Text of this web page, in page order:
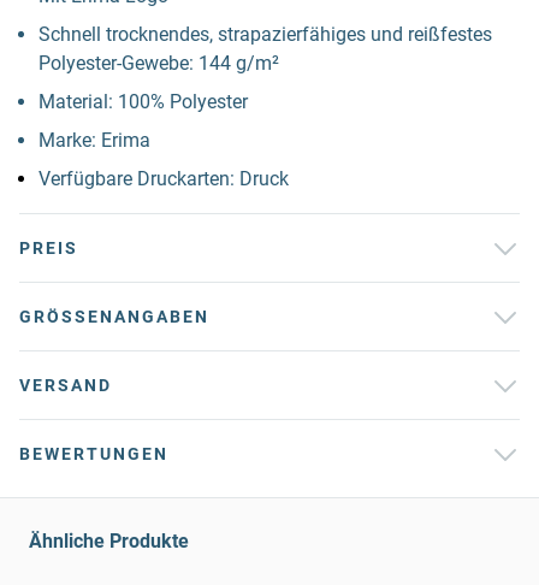
Schnell trocknendes, strapazierfähiges und reißfestes
Polyester-Gewebe: 144 g/m²
Material: 100% Polyester
Marke: Erima
Verfügbare Druckarten: Druck
PREIS
GRÖSSENANGABEN
VERSAND
BEWERTUNGEN
Ähnliche Produkte